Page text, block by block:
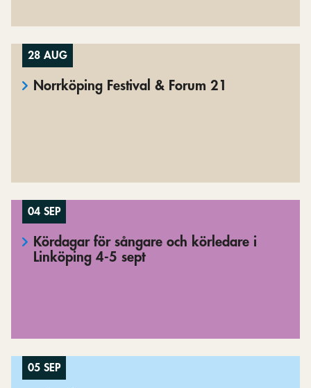
28 AUG
Norrköping Festival & Forum 21
04 SEP
Kördagar för sångare och körledare i
Linköping 4-5 sept
05 SEP